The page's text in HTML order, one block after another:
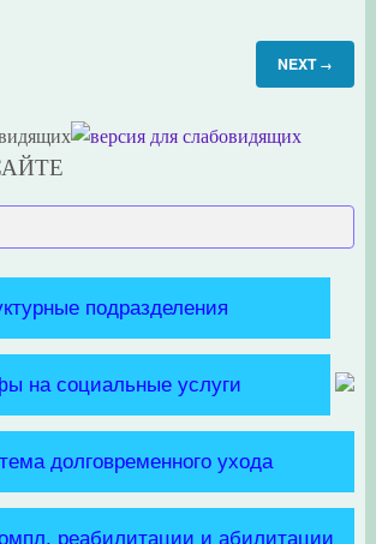
NEXT →
подразделения
на социальные услуги
долговременного ухода
реабилитации и абилитации